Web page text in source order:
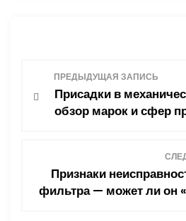
ПРЕДЫДУЩАЯ ЗАПИСЬ
Присадки в
обзор марок и сфер
Признаки
фильтра — может ли он